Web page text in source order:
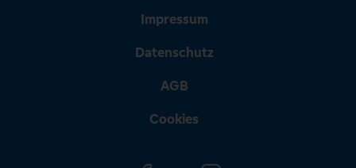
Impressum
Datenschutz
AGB
Cookies